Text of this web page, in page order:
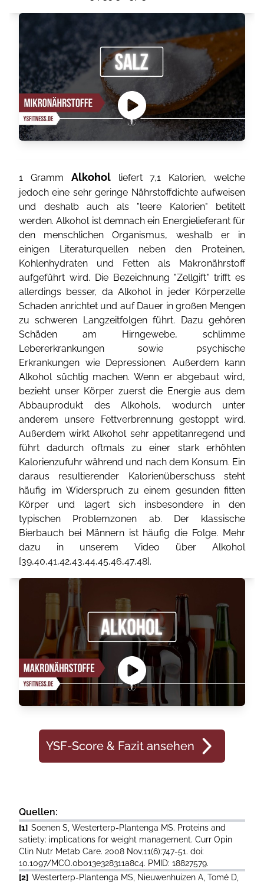
1 Gramm Alkoholliefert 7,1 Kalorien, welche
jedoch eine sehr geringe Nährstoffdichte aufweisen
und deshalb auch als "leere Kalorien" betitelt
werden. Alkohol ist demnach ein Energielieferant für
den menschlichen Organismus, weshalb er in
einigen Literaturquellen neben den Proteinen,
Kohlenhydraten und Fetten als Makronährstoff
aufgeführt wird. Die Bezeichnung "Zellgift" trifft es
allerdings besser, da Alkohol in jeder Körperzelle
Schaden anrichtet und auf Dauer in großen Mengen
zu schweren Langzeitfolgen führt. Dazu gehören
Schäden am Hirngewebe, schlimme
Lebererkrankungen sowie psychische
Erkrankungen wie Depressionen. Außerdem kann
Alkohol süchtig machen. Wenn er abgebaut wird,
bezieht unser Körper zuerst die Energie aus dem
Abbauprodukt des Alkohols, wodurch unter
anderem unsere Fettverbrennung gestoppt wird.
Außerdem wirkt Alkohol sehr appetitanregend und
führt dadurch oftmals zu einer stark erhöhten
Kalorienzufuhr während und nach dem Konsum. Ein
daraus resultierender Kalorienüberschuss steht
häufig im Widerspruch zu einem gesunden fitten
Körper und lagert sich insbesondere in den
typischen Problemzonen ab. Der klassische
Bierbauch bei Männern ist häufig die Folge. Mehr
dazu in unserem Video über Alkohol
[39,40,41,42,43,44,45,46,47,48].
YSF-Score & Fazit ansehen
Quellen:
[1] Soenen S, Westerterp-Plantenga MS. Proteins and
satiety: implications for weight management. Curr Opin
Clin Nutr Metab Care. 2008 Nov;11(6):747-51. doi:
10.1097/MCO.0b013e328311a8c4. PMID: 18827579.
[2] Westerterp-Plantenga MS, Nieuwenhuizen A, Tomé D,